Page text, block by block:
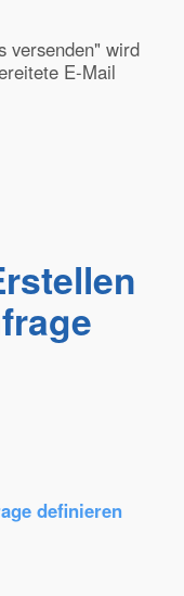
versenden" wird
E-Mail
definieren